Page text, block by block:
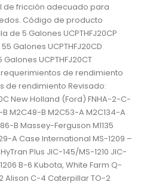
de fricción adecuado para
Código de producto
de 5 Galones UCPTHFJ20CP
Galones UCPTHFJ20CD
UCPTHFJ20CT
requerimientos de rendimiento
de rendimiento Revisado:
New Holland (Ford) FNHA-2-C-
M2C48-B M2C53-A M2C134-A
B Massey-Ferguson M1135
A Case International MS-1209 –
Plus JIC-145/MS-1210 JIC-
B-6 Kubota, White Farm Q-
Alison C-4 Caterpillar TO-2